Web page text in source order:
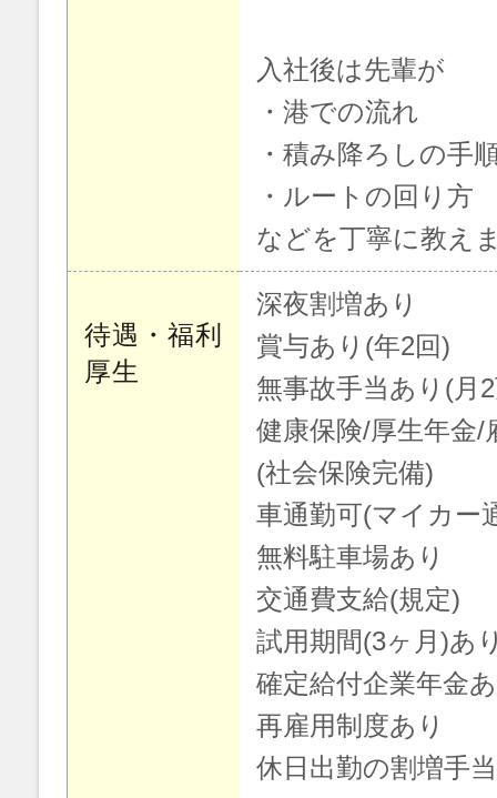
入社後は先輩が
・港での流れ
・積み降ろしの手
・ルートの回り方
などを丁寧に教え
待遇・福利
厚生
深夜割増あり
賞与あり(年2回)
無事故手当あり(月
健康保険/厚生年金/
(社会保険完備)
車通勤可(マイカー
無料駐車場あり
交通費支給(規定)
試用期間(3ヶ月)あ
確定給付企業年金
再雇用制度あり
休日出勤の割増手